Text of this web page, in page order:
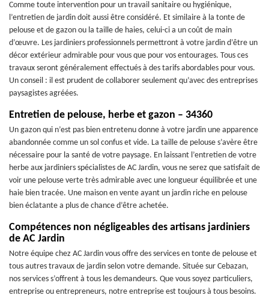
Comme toute intervention pour un travail sanitaire ou hygiénique,
l’entretien de jardin doit aussi être considéré. Et similaire à la tonte de
pelouse et de gazon ou la taille de haies, celui-ci a un coût de main
d’œuvre. Les jardiniers professionnels permettront à votre jardin d’être un
décor extérieur admirable pour vous que pour vos entourages. Tous ces
travaux seront généralement effectués à des tarifs abordables pour vous.
Un conseil : il est prudent de collaborer seulement qu’avec des entreprises
paysagistes agréées.
Entretien de pelouse, herbe et gazon – 34360
Un gazon qui n’est pas bien entretenu donne à votre jardin une apparence
abandonnée comme un sol confus et vide. La taille de pelouse s’avère être
nécessaire pour la santé de votre paysage. En laissant l’entretien de votre
herbe aux jardiniers spécialistes de AC Jardin, vous ne serez que satisfait de
voir une pelouse verte très admirable avec une longueur équilibrée et une
haie bien tracée. Une maison en vente ayant un jardin riche en pelouse
bien éclatante a plus de chance d’être achetée.
Compétences non négligeables des artisans jardiniers
de AC Jardin
Notre équipe chez AC Jardin vous offre des services en tonte de pelouse et
tous autres travaux de jardin selon votre demande. Située sur Cebazan,
nos services s’offrent à tous les demandeurs. Que vous soyez particuliers,
entreprise ou entrepreneurs, notre entreprise est toujours à tous besoins.